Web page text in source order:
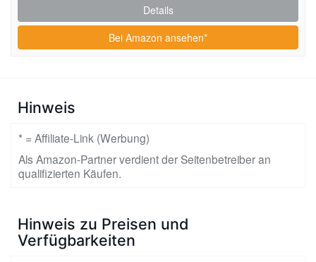
Details
Bei Amazon ansehen*
Hinweis
* = Affiliate-Link (Werbung)
Als Amazon-Partner verdient der Seitenbetreiber an
qualifizierten Käufen.
Hinweis zu Preisen und
Verfügbarkeiten